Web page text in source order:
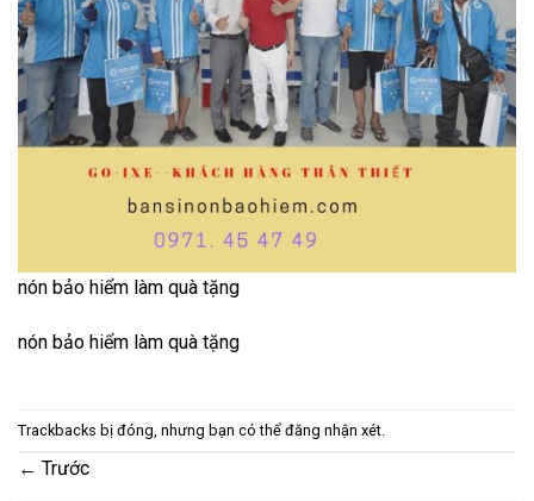
nón bảo hiểm làm quà tặng
nón bảo hiểm làm quà tặng
Trackbacks bị đóng, nhưng bạn có thể đăng nhận xét
← Trước